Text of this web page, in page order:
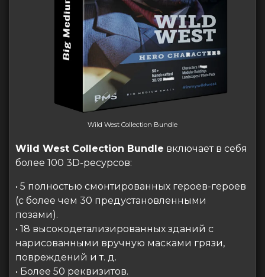
Wild West Collection Bundle
Wild West Collection Bundle включает в себя
более 100 3D-ресурсов:
• 5 полностью смонтированных героев-героев
(с более чем 30 предустановленными
позами).
• 18 высокодетализированных зданий с
нарисованными вручную масками грязи,
повреждений и т. д.
• Более 50 реквизитов.